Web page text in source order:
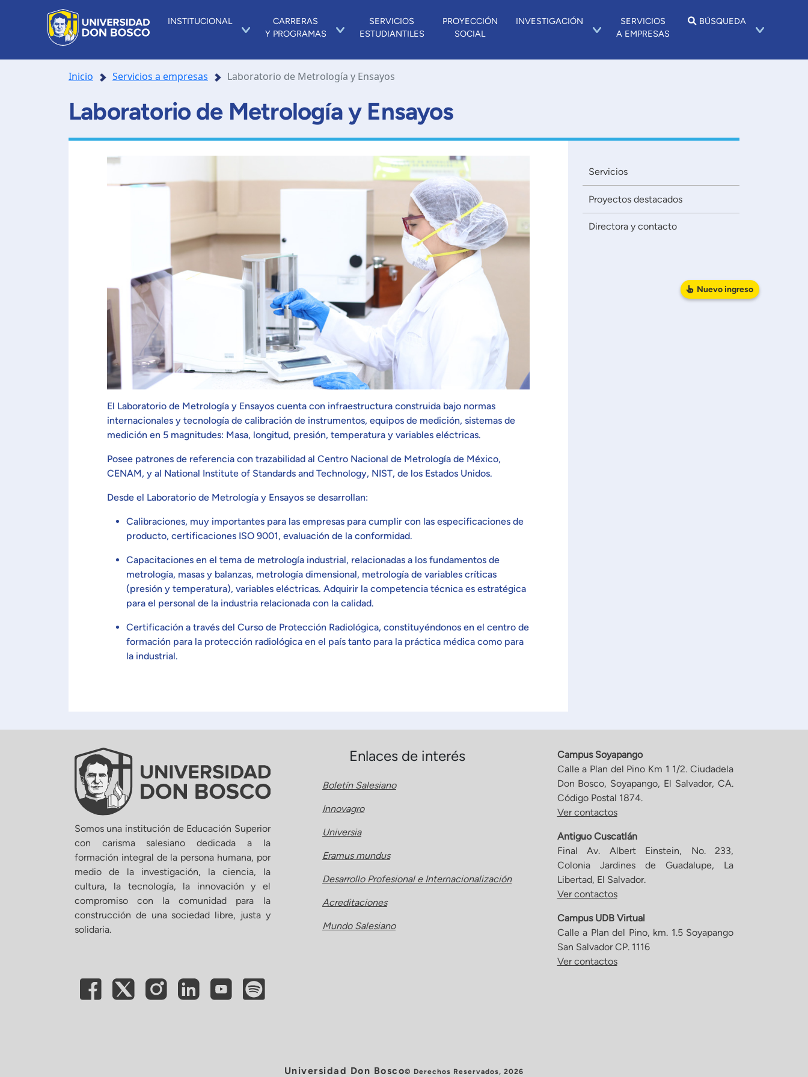
INSTITUCIONAL
CARRERAS
Y PROGRAMAS
SERVICIOS
ESTUDIANTILES
PROYECCIÓN
SOCIAL
INVESTIGACIÓN
SERVICIOS
A EMPRESAS
BÚSQUEDA
Inicio Servicios a empresas Laboratorio de Metrología y Ensayos
Laboratorio de Metrología y Ensayos
El Laboratorio de Metrología y Ensayos cuenta con infraestructura construida bajo normas
internacionales y tecnología de calibración de instrumentos, equipos de medición, sistemas de
medición en 5 magnitudes: Masa, longitud, presión, temperatura y variables eléctricas.
Posee patrones de referencia con trazabilidad al Centro Nacional de Metrología de México,
CENAM, y al National Institute of Standards and Technology, NIST, de los Estados Unidos.
Desde el Laboratorio de Metrología y Ensayos se desarrollan:
Calibraciones, muy importantes para las empresas para cumplir con las especificaciones de
producto, certificaciones ISO 9001, evaluación de la conformidad.
Capacitaciones en el tema de metrología industrial, relacionadas a los fundamentos de
metrología, masas y balanzas, metrología dimensional, metrología de variables críticas
(presión y temperatura), variables eléctricas. Adquirir la competencia técnica es estratégica
para el personal de la industria relacionada con la calidad.
Certificación a través del Curso de Protección Radiológica, constituyéndonos en el centro de
formación para la protección radiológica en el país tanto para la práctica médica como para
la industrial.
Servicios
Proyectos destacados
Directora y contacto
Nuevoingreso
Somos una institución de Educación Superior
con carisma salesiano dedicada a la
formación integral de la persona humana, por
medio de la investigación, la ciencia, la
cultura, la tecnología, la innovación y el
compromiso con la comunidad para la
construcción de una sociedad libre, justa y
solidaria.
Enlaces de interés
Boletín Salesiano
Innovagro
Universia
Eramus mundus
Desarrollo Profesional e Internacionalización
Acreditaciones
Mundo Salesiano
Campus Soyapango
Calle a Plan del Pino Km 1 1/2. Ciudadela
Don Bosco, Soyapango, El Salvador, CA.
Código Postal 1874.
Ver contactos
Antiguo Cuscatlán
Final Av. Albert Einstein, No. 233,
Colonia Jardines de Guadalupe, La
Libertad, El Salvador.
Ver contactos
Campus UDB Virtual
Calle a Plan del Pino, km. 1.5 Soyapango
San Salvador CP. 1116
Ver contactos
Universidad Don Bosco© Derechos Reservados, 2026